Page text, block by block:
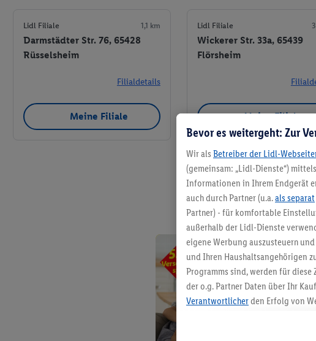
Lidl Filiale 1,1 km
Darmstädter Str. 76, 65428
Rüsselsheim
Filialdetails
Meine Filiale
Lidl Filiale
Wickerer Str. 33a, 65439
Flörsheim
Meine Filiale
Bevor es weitergeht: Zur
Wir als Betreiber der Lidl-
(gemeinsam: „Lidl-Dienste“)
Informationen in Ihrem Endgerät
auch durch Partner (u.a.als separat
Partner) - für komfortable
außerhalb der Lidl-Dienste
eigene Werbung auszusteuern
und Ihren Haushaltsangehörigen
Programms sind, werden für
der o.g. Partner Daten über Ihr
Verantwortlicherden Erfolg von
angereicherten Profilen. Dies